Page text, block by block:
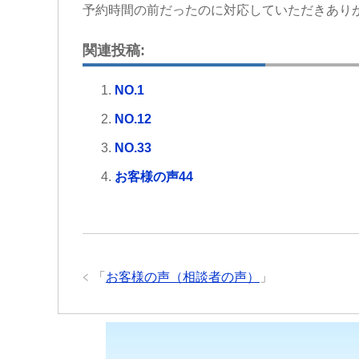
予約時間の前だったのに対応していただきあり
関連投稿:
NO.1
NO.12
NO.33
お客様の声44
「 お客様の声（相談者の声） 」